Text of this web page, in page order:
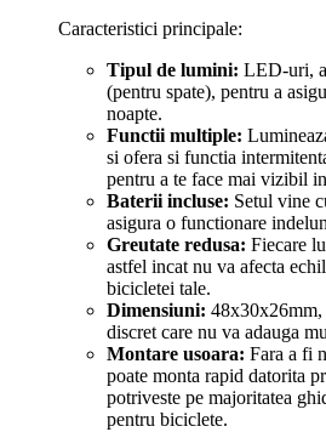
Caracteristici principale:
Tipul de lumini: LED-uri,
(pentru spate), pentru a
noapte.
Functii multiple:
si ofera si functia
pentru a te face mai vizibil
Baterii incluse: Setul vine
asigura o functionare
Greutate redusa: Fiecare
astfel incat nu va afecta
bicicletei tale.
Dimensiuni: 48x30x26mm,
discret care nu va adauga
Montare usoara: Fara a fi
poate monta rapid datorita
potriveste pe majoritatea
pentru biciclete.